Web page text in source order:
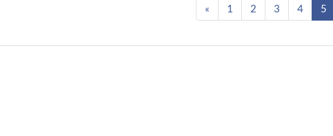
«Pagina precedente
1 Pagina 1
2Pagina 2
3Pagina 3
4Pagina
5